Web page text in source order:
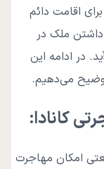
اقامت دائم
داشتن ملک در
در ادامه این
می‌دهیم.
کانادا:
امکان مهاجرت